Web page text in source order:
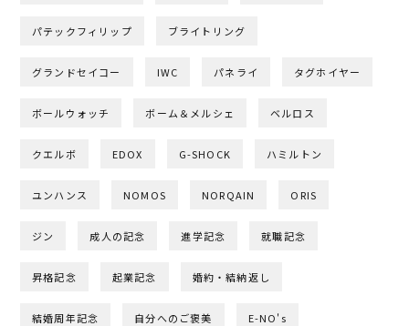
パテックフィリップ ブライトリング
グランドセイコー IWC パネライ タグホイヤー
ボールウォッチ ボーム＆メルシェ ベルロス
クエルボ EDOX G-SHOCK ハミルトン
ユンハンス NOMOS NORQAIN ORIS
ジン 成人の記念 進学記念 就職記念
昇格記念 起業記念 婚約・結納返し
結婚周年記念 自分へのご褒美 E-NO's